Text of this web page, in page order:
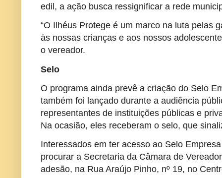
edil, a ação busca ressignificar a rede
“O Ilhéus Protege é um marco na luta pelas
às nossas crianças e aos nossos
o vereador.
Selo
O programa ainda prevê a criação do Selo
também foi lançado durante a audiência
representantes de instituições públicas e
Na ocasião, eles receberam o selo, que
Interessados em ter acesso ao Selo
procurar a Secretaria da Câmara de
adesão, na Rua Araújo Pinho, nº 19, no